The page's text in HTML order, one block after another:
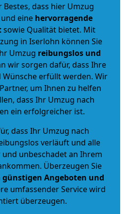
dass hier Umzug
und eine hervorragende
sowie Qualität bietet. Mit
in Iserlohn können Sie
Umzug reibungslos und
wir sorgen dafür, dass Ihre
erfüllt werden. Wir
um Ihnen zu helfen
dass Ihr Umzug nach
ein erfolgreicher ist.
dass Ihr Umzug nach
verläuft und alle
und unbeschadet an Ihrem
Überzeugen Sie
günstigen Angeboten und
umfassender Service wird
überzeugen.